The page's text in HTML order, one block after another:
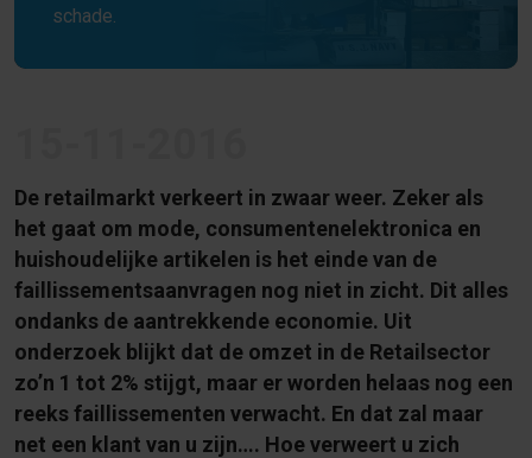
schade.
De retailmarkt verkeert in zwaar weer. Zeker als
het gaat om mode, consumentenelektronica en
huishoudelijke artikelen is het einde van de
faillissementsaanvragen nog niet in zicht. Dit alles
ondanks de aantrekkende economie. Uit
onderzoek blijkt dat de omzet in de Retailsector
zo’n 1 tot 2% stijgt, maar er worden helaas nog een
reeks faillissementen verwacht. En dat zal maar
net een klant van u zijn…. Hoe verweert u zich